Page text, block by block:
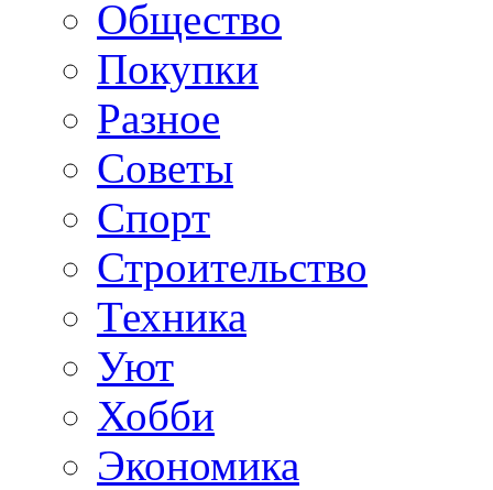
Общество
Покупки
Разное
Советы
Спорт
Строительство
Техника
Уют
Хобби
Экономика